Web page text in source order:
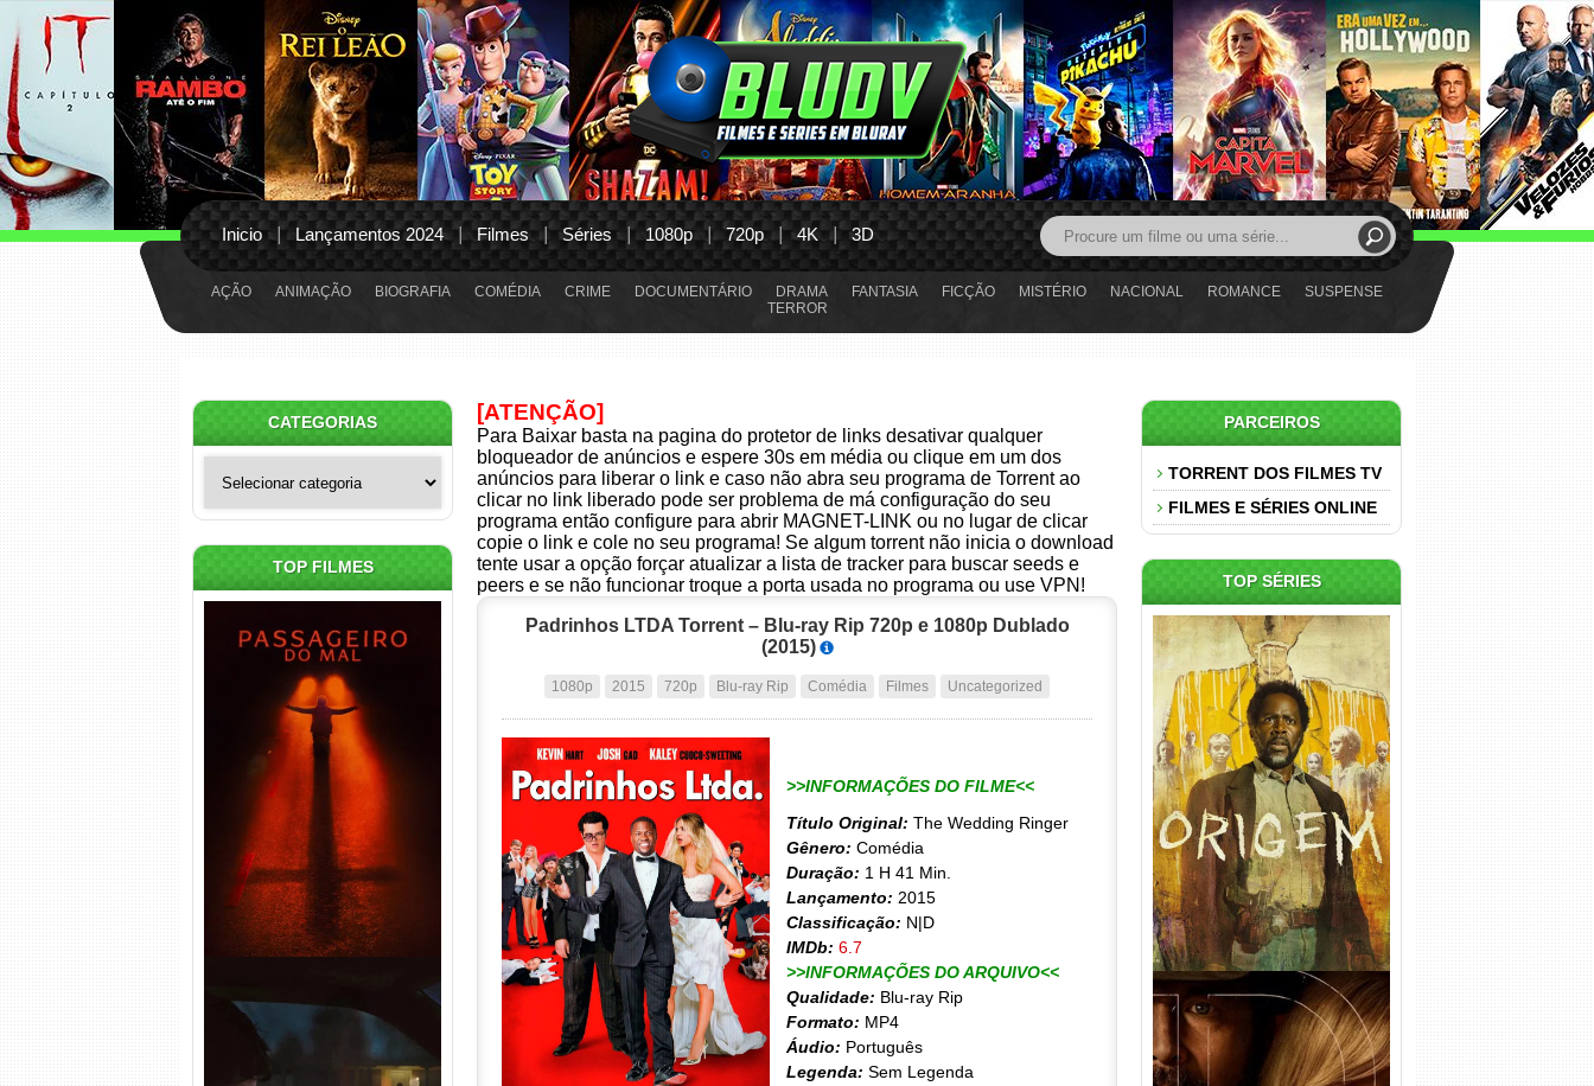
Inicio Lançamentos 2024 Filmes Séries 1080p 720p 4K 3D
AÇÃO ANIMAÇÃO BIOGRAFIA COMÉDIA CRIME DOCUMENTÁRIO DRAMA FANTASIA FICÇÃO MISTÉRIO NACIONAL ROMANCE
SUSPENSE
TERROR
[ATENÇÃO]
Para Baixar basta na pagina do protetor de links desativar qualquer
bloqueador de anúncios e espere 30s em média ou clique em um dos
anúncios para liberar o link e caso não abra seu programa de Torrent ao
clicar no link liberado pode ser problema de má configuração do seu
programa então configure para abrir MAGNET-LINK ou no lugar de clicar
copie o link e cole no seu programa! Se algum torrent não inicia o download
tente usar a opção forçar atualizar a lista de tracker para buscar seeds e
peers e se não funcionar troque a porta usada no programa ou use VPN!
Padrinhos LTDA Torrent – Blu-ray Rip 720p e 1080p Dublado
(2015)
1080p 2015 720p Blu-ray Rip Comédia Filmes Uncategorized
>>INFORMAÇÕES DO FILME<<
Título Original: The Wedding Ringer
Gênero: Comédia
Duração: 1 H 41 Min.
Lançamento: 2015
Classificação: N|D
IMDb: 6.7
>>INFORMAÇÕES DO ARQUIVO<<
Qualidade: Blu-ray Rip
Formato: MP4
Áudio: Português
Legenda: Sem Legenda
CATEGORIAS
TOP FILMES
Passageiro do Mal Torrent
(2026) WEB-DL 1080p Dual
Áudio
PARCEIROS
TORRENT DOS FILMES TV
FILMES E SÉRIES ONLINE
TOP SÉRIES
Origem 4ª Temporada Torrent
(2026) WEB-DL 1080p/4K
Dual Áudio